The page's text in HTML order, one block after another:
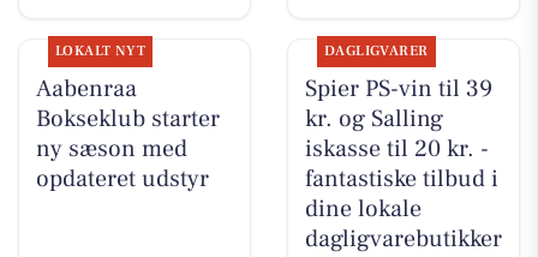
LOKALT NYT
Aabenraa
Bokseklub starter
ny sæson med
opdateret udstyr
DAGLIGVARER
Spier PS-vin til 39
kr. og Salling
iskasse til 20 kr. -
fantastiske tilbud i
dine lokale
dagligvarebutikker